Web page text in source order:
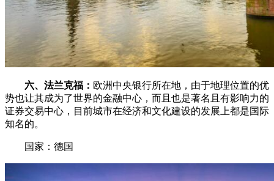
六、法兰克福： 欧洲中央银行所在地，由于地理位置的优
势也让其成为了世界的金融中心，而且也是著名且有影响力的
证券交易中心，目前城市在经济和文化建设的发展上都是国际
知名的。
国家：德国